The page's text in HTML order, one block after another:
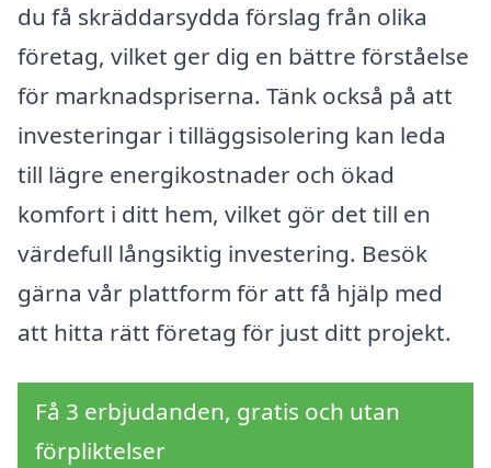
du få skräddarsydda förslag från olika
företag, vilket ger dig en bättre förståelse
för marknadspriserna. Tänk också på att
investeringar i tilläggsisolering kan leda
till lägre energikostnader och ökad
komfort i ditt hem, vilket gör det till en
värdefull långsiktig investering. Besök
gärna vår plattform för att få hjälp med
att hitta rätt företag för just ditt projekt.
Få 3 erbjudanden, gratis och utan
förpliktelser